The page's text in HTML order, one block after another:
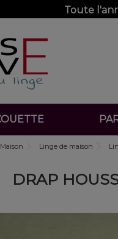
Toute
Linge de maison
DRAP